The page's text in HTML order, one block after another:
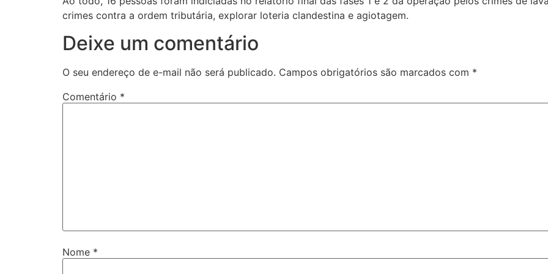
crimes contra a ordem tributária, explorar loteria clandestina e agiotagem.
Deixe um comentário
O seu endereço de e-mail não será publicado. Campos obrigatórios são marcados com *
Comentário *
Nome *